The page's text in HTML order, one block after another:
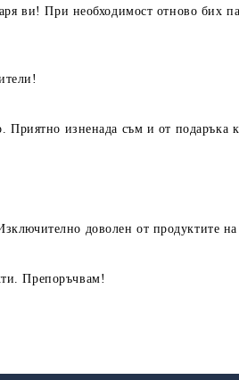
ви! При необходимост отново бих
Приятно изненада съм и от подаръка
доволен от продуктите
Препоръчвам!